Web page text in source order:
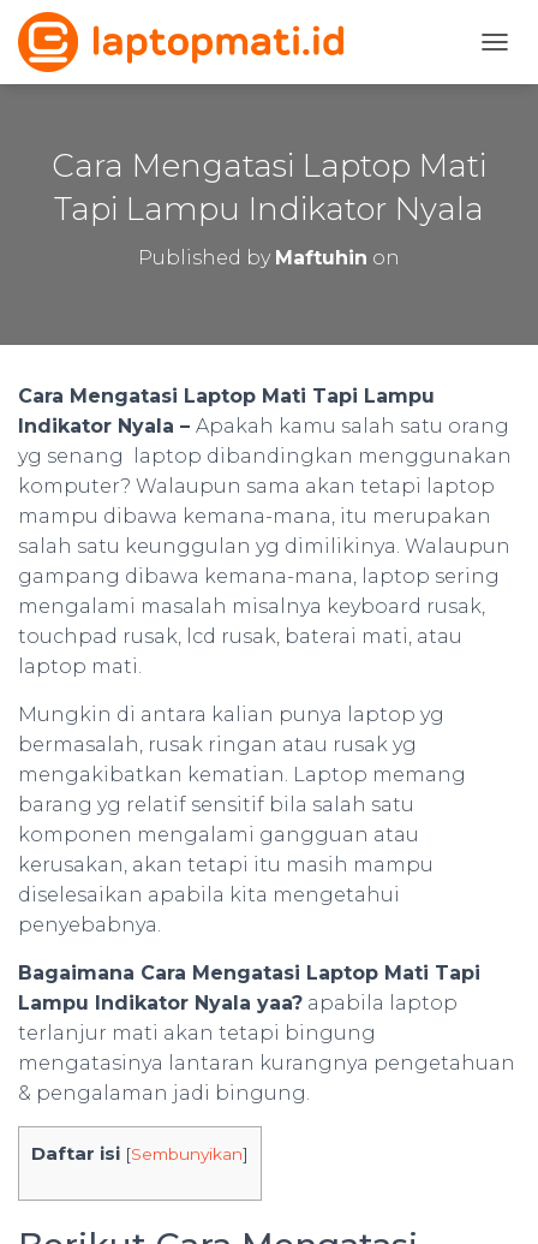
O
Cara Mengatasi Laptop Mati
Tapi Lampu Indikator Nyala
Published by Maftuhin on
Cara Mengatasi Laptop Mati Tapi Lampu
Indikator Nyala – Apakah kamu salah satu orang
yg senang laptop dibandingkan menggunakan
komputer? Walaupun sama akan tetapi laptop
mampu dibawa kemana-mana, itu merupakan
salah satu keunggulan yg dimilikinya. Walaupun
gampang dibawa kemana-mana, laptop sering
mengalami masalah misalnya keyboard rusak,
touchpad rusak, lcd rusak, baterai mati, atau
laptop mati.
Mungkin di antara kalian punya laptop yg
bermasalah, rusak ringan atau rusak yg
mengakibatkan kematian. Laptop memang
barang yg relatif sensitif bila salah satu
komponen mengalami gangguan atau
kerusakan, akan tetapi itu masih mampu
diselesaikan apabila kita mengetahui
penyebabnya.
Bagaimana Cara Mengatasi Laptop Mati Tapi
Lampu Indikator Nyala yaa? apabila laptop
terlanjur mati akan tetapi bingung
mengatasinya lantaran kurangnya pengetahuan
& pengalaman jadi bingung.
Daftar isi [Sembunyikan]